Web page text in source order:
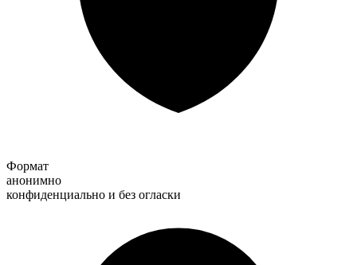
Формат
анонимно
конфиденциально и без огласки